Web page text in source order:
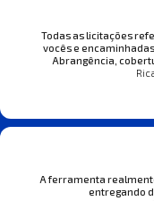
Todas as licitações
vocês e
Abrangência,
A ferramenta
entregando